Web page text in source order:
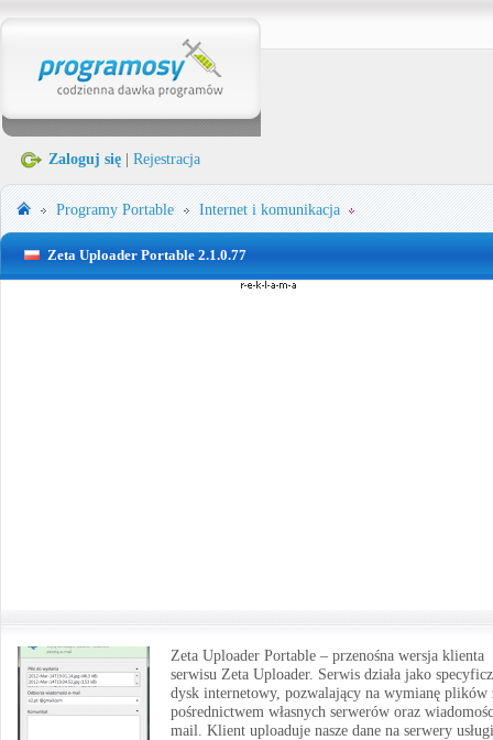
Zaloguj się Rejestracja
Programy Portable Internet i komunikacja
Zeta Uploader Portable 2.1.0.77
Zeta Uploader Portable – przenośna wersja klienta
serwisu Zeta Uploader. Serwis działa jako
dysk internetowy, pozwalający na wymianę plików
pośrednictwem własnych serwerów oraz
mail. Klient uploaduje nasze dane na serwery